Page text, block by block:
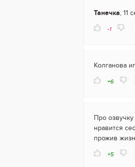
Танечка, 11
-1
Колганова
+6
Про
нравится
прожив
+5